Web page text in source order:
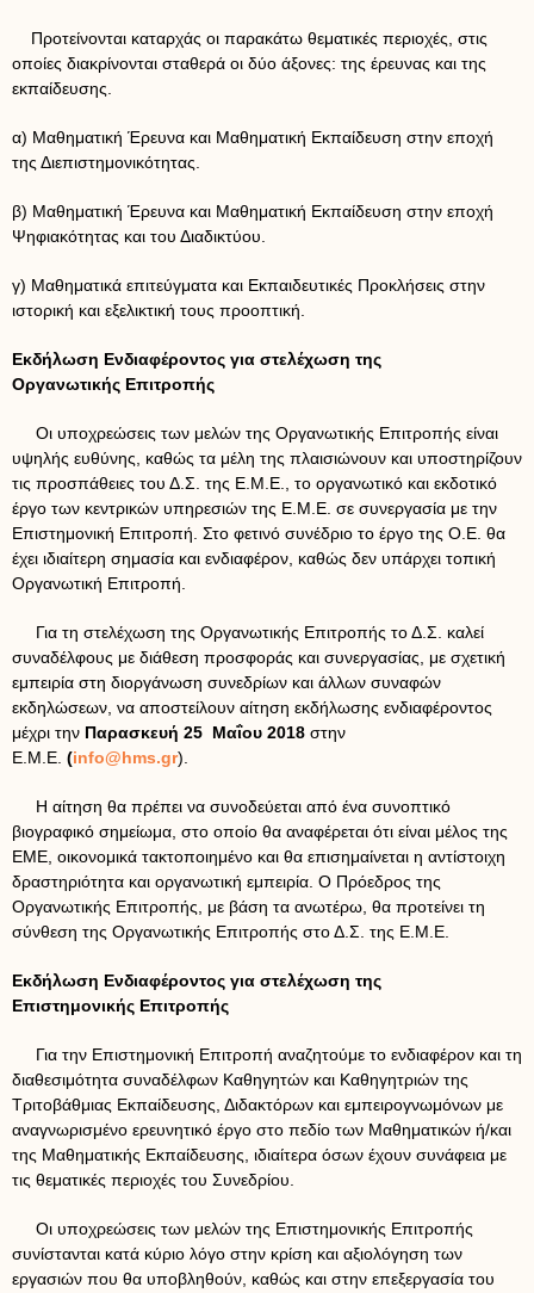
Προτείνονται καταρχάς οι παρακάτω θεματικές περιοχές, στις
οποίες διακρίνονται σταθερά οι δύο άξονες: της έρευνας και της
εκπαίδευσης.
α) Μαθηματική Έρευνα και Μαθηματική Εκπαίδευση στην εποχή
της Διεπιστημονικότητας.
β) Μαθηματική Έρευνα και Μαθηματική Εκπαίδευση στην εποχή
Ψηφιακότητας και του Διαδικτύου.
γ) Μαθηματικά επιτεύγματα και Εκπαιδευτικές Προκλήσεις στην
ιστορική και εξελικτική τους προοπτική.
Εκδήλωση Ενδιαφέροντος για στελέχωση της
Οργανωτικής Επιτροπής
Οι υποχρεώσεις των μελών της Οργανωτικής Επιτροπής είναι
υψηλής ευθύνης, καθώς τα μέλη της πλαισιώνουν και υποστηρίζουν
τις προσπάθειες του Δ.Σ. της Ε.Μ.Ε., το οργανωτικό και εκδοτικό
έργο των κεντρικών υπηρεσιών της Ε.Μ.Ε. σε συνεργασία με την
Επιστημονική Επιτροπή. Στο φετινό συνέδριο το έργο της Ο.Ε. θα
έχει ιδιαίτερη σημασία και ενδιαφέρον, καθώς δεν υπάρχει τοπική
Οργανωτική Επιτροπή.
Για τη στελέχωση της Οργανωτικής Επιτροπής το Δ.Σ. καλεί
συναδέλφους με διάθεση προσφοράς και συνεργασίας, με σχετική
εμπειρία στη διοργάνωση συνεδρίων και άλλων συναφών
εκδηλώσεων, να αποστείλουν αίτηση εκδήλωσης ενδιαφέροντος
μέχρι την Παρασκευή 25 Μαΐου 2018 στην
Ε.Μ.Ε. (info@hms.gr).
Η αίτηση θα πρέπει να συνοδεύεται από ένα συνοπτικό
βιογραφικό σημείωμα, στο οποίο θα αναφέρεται ότι είναι μέλος της
ΕΜΕ, οικονομικά τακτοποιημένο και θα επισημαίνεται η αντίστοιχη
δραστηριότητα και οργανωτική εμπειρία. Ο Πρόεδρος της
Οργανωτικής Επιτροπής, με βάση τα ανωτέρω, θα προτείνει τη
σύνθεση της Οργανωτικής Επιτροπής στο Δ.Σ. της Ε.Μ.Ε.
Εκδήλωση Ενδιαφέροντος για στελέχωση της
Επιστημονικής Επιτροπής
Για την Επιστημονική Επιτροπή αναζητούμε το ενδιαφέρον και τη
διαθεσιμότητα συναδέλφων Καθηγητών και Καθηγητριών της
Τριτοβάθμιας Εκπαίδευσης, Διδακτόρων και εμπειρογνωμόνων με
αναγνωρισμένο ερευνητικό έργο στο πεδίο των Μαθηματικών ή/και
της Μαθηματικής Εκπαίδευσης, ιδιαίτερα όσων έχουν συνάφεια με
τις θεματικές περιοχές του Συνεδρίου.
Οι υποχρεώσεις των μελών της Επιστημονικής Επιτροπής
συνίστανται κατά κύριο λόγο στην κρίση και αξιολόγηση των
εργασιών που θα υποβληθούν, καθώς και στην επεξεργασία του